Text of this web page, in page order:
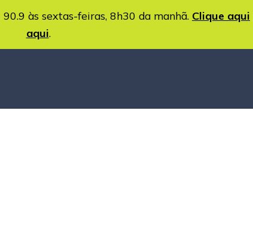
às sextas-feiras, 8h30 da manhã. Clique aqui
aqui.